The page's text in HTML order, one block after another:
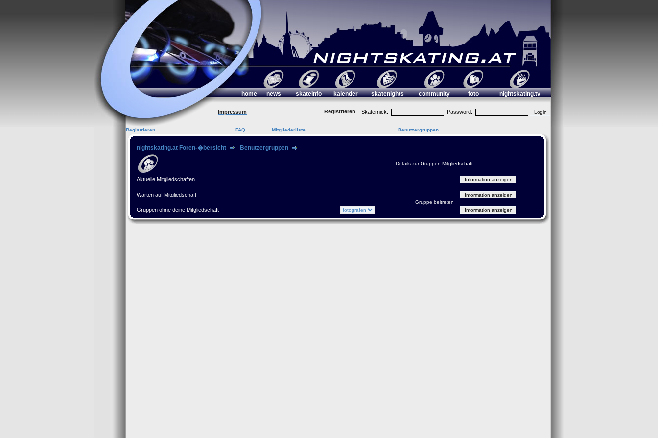
home news skateinfo kalender skatenights community foto nightskating.tv
Impressum Registrieren Skaternick: Password:
Registrieren FAQ Mitgliederliste Benutzergruppen
nightskating.at Foren-�bersicht Benutzergruppen
Details zur Gruppen-Mitgliedschaft
Aktuelle Mitgliedschaften
Warten auf Mitgliedschaft
Gruppe beitreten
Gruppen ohne deine Mitgliedschaft